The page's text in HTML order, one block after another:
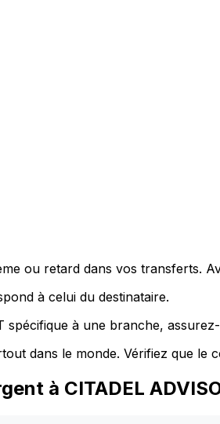
ou retard dans vos transferts.
à celui du destinataire.
spécifique à une branche,
dans le monde. Vérifiez que
à CITADEL